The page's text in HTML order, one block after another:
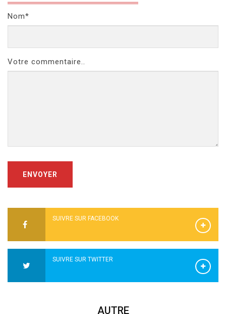
Nom*
Votre commentaire..
ENVOYER
SUIVRE SUR FACEBOOK
SUIVRE SUR TWITTER
AUTRE